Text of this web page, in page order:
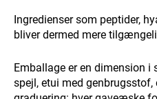
Ingredienser som peptider,
bliver dermed mere
Emballage er en dimension i
spejl, etui med